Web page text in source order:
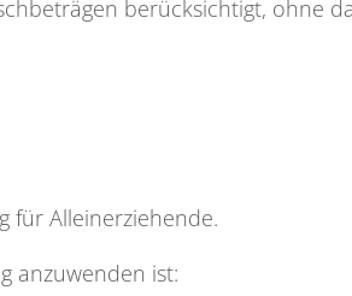
berücksichtigt, ohne
für Alleinerziehende.
anzuwenden ist: